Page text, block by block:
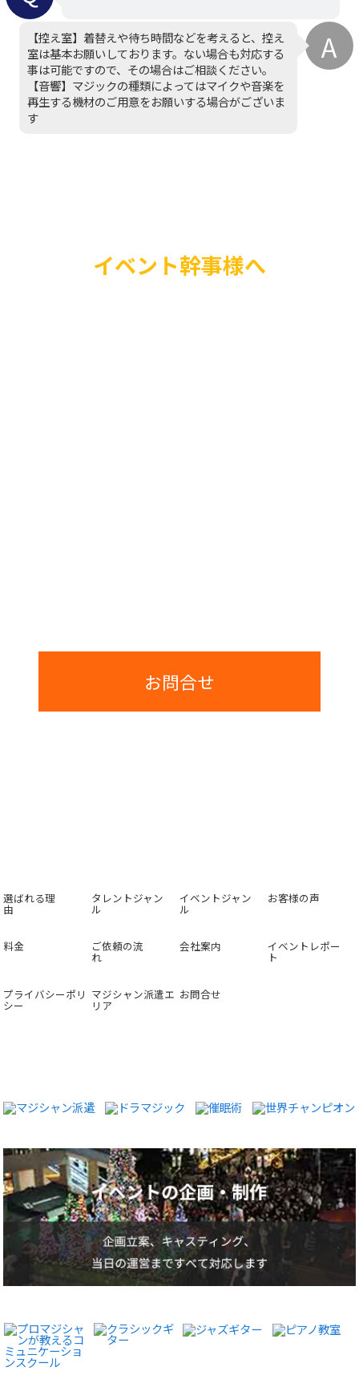
【控え室】着替えや待ち時間などを考えると、控え
室は基本お願いしております。ない場合も対応する
事は可能ですので、その場合はご相談ください。
【音響】マジックの種類によってはマイクや音楽を
再生する機材のご用意をお願いする場合がございま
す
イベント幹事様へ
お問合せ
選ばれる理
由
タレントジャン
ル
イベントジャン
ル
お客様の声
料金 ご依頼の流
れ
会社案内 イベントレポー
ト
プライバシーポリ
シー
マジシャン派遣エ
リア
お問合せ